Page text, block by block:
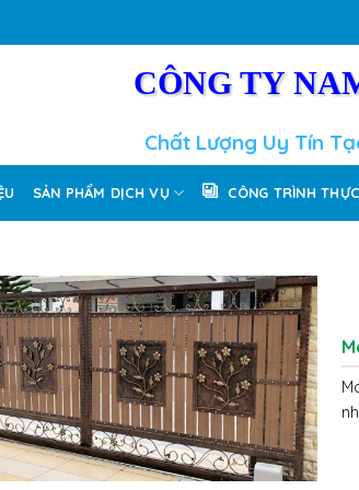
CÔNG TY
Chất Lượng Uy Tín
SẢN PHẨM DỊCH VỤ CÔNG TRÌNH